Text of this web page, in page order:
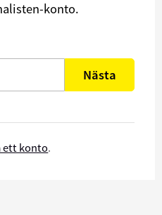
konto.
Nästa
ett konto.